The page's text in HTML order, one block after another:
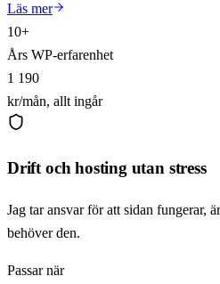
Läs mer
10+
Års WP-erfarenhet
1 190
kr/mån, allt ingår
Drift och hosting utan stress
Jag tar ansvar för att sidan fungerar,
behöver den.
Passar när